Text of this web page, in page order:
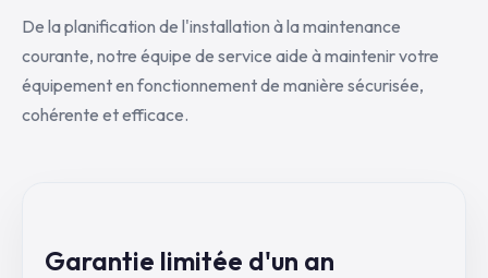
De la planification de l'installation à la maintenance
courante, notre équipe de service aide à maintenir votre
équipement en fonctionnement de manière sécurisée,
cohérente et efficace.
Garantie limitée d'un an